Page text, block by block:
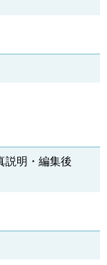
説明・編集後